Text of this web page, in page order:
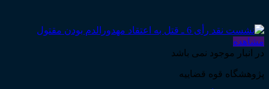
مشاهده
در انبار موجود نمی باشد
پژوهشگاه قوه قضاییه